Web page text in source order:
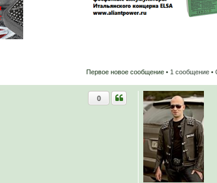
Первое новое сообщение • 1 сообщение •
0